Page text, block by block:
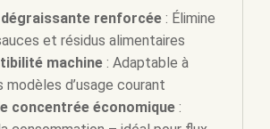
renforcée : Élimine
et résidus alimentaires
machine : Adaptable à
modèles d’usage courant
concentrée économique :